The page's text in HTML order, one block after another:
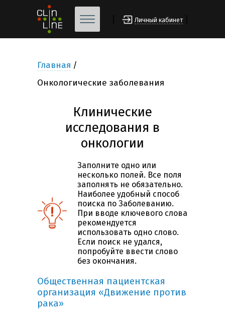
Личный кабинет
Главная
Онкологические заболевания
Клинические
исследования в
онкологии
Заполните одно или
несколько полей. Все поля
заполнять не обязательно.
Наиболее удобный способ
поиска по Заболеванию.
При вводе ключевого слова
рекомендуется
использовать одно слово.
Если поиск не удался,
попробуйте ввести слово
без окончания.
Общественная пациентская
организация «Движение против
рака»